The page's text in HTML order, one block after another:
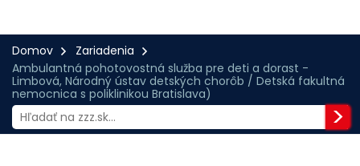
Domov
Zariadenia
Ambulantná pohotovostná služba pre deti a dorast -
Limbová, Národný ústav detských chorôb / Detská fakultná
nemocnica s poliklinikou Bratislava)